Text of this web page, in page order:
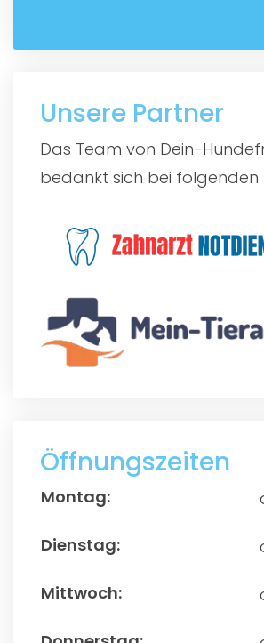
Unsere Partner
Das Team von Dein-
bedankt sich bei folgenden
Öffnungszeiten